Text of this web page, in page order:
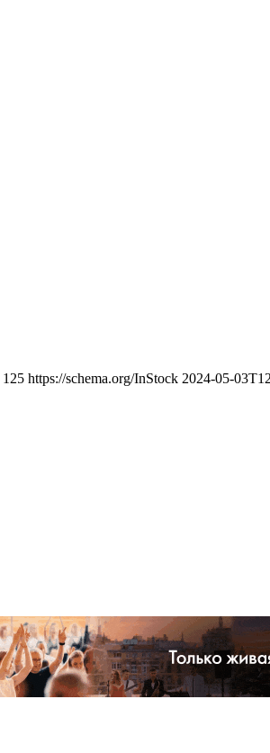
125 https://schema.org/InStock 2024-05-